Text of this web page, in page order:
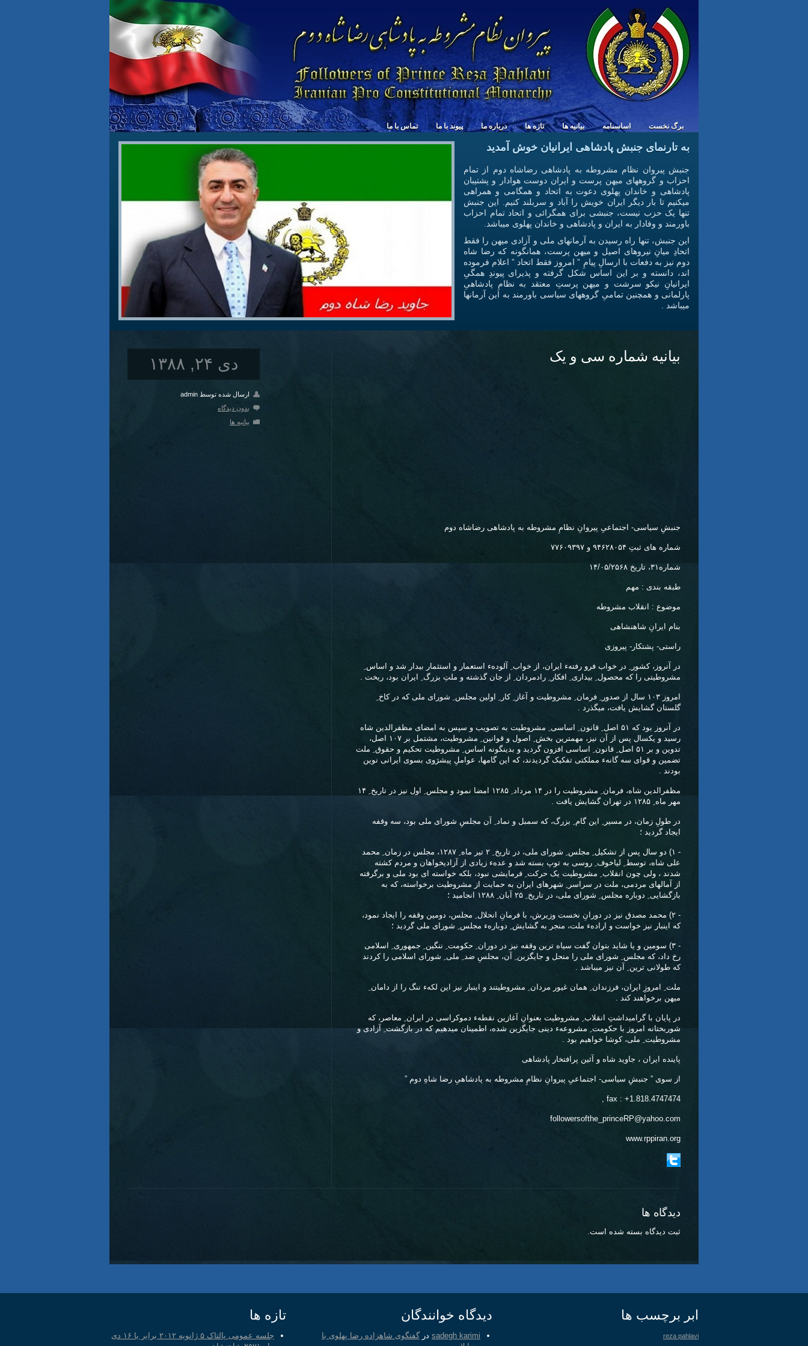
برگ نخست اساسنامه بیانیه ها تازه ها درباره ما پیوند با ما تماس با ما
به تارنمای جنبش پادشاهی ایرانیان خوش آمدید
جنبش پیروان نظام مشروطه به پادشاهی رضاشاه دوم از تمام
احزاب و گروههای میهن پرست و ایران دوست هوادار و پشتیبان
پادشاهی و خاندان پهلوی دعوت به اتحاد و همگامی و همراهی
میکنیم تا بار دیگر ایران خویش را آباد و سربلند کنیم. این جنبش
تنها یک حزب نیست، جنبشی برای همگرائی و اتحاد تمام احزاب
باورمند و وفادار به ایران و پادشاهی و خاندان پهلوی میباشد.
اين جنبش، تنها راه رسيدن به آرمانهای ملی و آزادی میهن را فقط
اتحادِ ميانِ نيروهای اصيل و ميهن پرست، همانگونه که رضا شاه
دوم نيز به دفعات با ارسالِ پيامِ ” امروز فقط اتحاد ” اعلام فرموده
اند، دانسته و بر اين اساس شکل گرفته و پذيرای پيوندِ همگیِ
ايرانيانِ نيکو سرشت و ميهن پرستِ معتقد به نظامِ پادشاهیِ
پارلمانی و همچنين تمامیِ گروههای سياسی باورمند به اين آرمانها
ميباشد .
بیانیه شماره سی و یک
جنبشِ سیاسی- اجتماعیِ پیروانِ نظامِ مشروطه به پادشاهی رضاشاه دوم
شماره های ثبتِ ۹۴۶۲۸۰۵۴ و ۷۷۶۰۹۳۹۷
شماره۳۱، تاریخ ۱۴/۰۵/۲۵۶۸
طبقه بندی : مهم
موضوع : انقلاب مشروطه
بنام ایرانِ شاهنشاهی
راستی- پشتکار- پیروزی
در آنروز، کشور ِ در خواب فرو رفتهء ایران، از خواب ِ آلودهء استعمار و استثمار بیدار شد و اساس ِ
مشروطیتی را که محصول ِ بیداری ِ افکار ِ رادمردان ِ از جان گذشته و ملتِ بزرگ ِ ایران بود، ریخت .
امروز ۱۰۳ سال از صدور ِ فرمان ِ مشروطیت و آغاز ِ کار ِ اولین مجلس ِ شورای ملی که در کاخ ِ
گلستان گشایش یافت، میگذرد .
در آنروز بود که ۵۱ اصل ِ قانون ِ اساسی ِ مشروطیت به تصویب و سپس به امضای مظفرالدین شاه
رسید و یکسال پس از آن نیز، مهمترین بخش ِ اصول و قوانین ِ مشروطیت، مشتمل بر ۱۰۷ اصل،
تدوین و بر ۵۱ اصل ِ قانون ِ اساسی افزون گردید و بدینگونه اساس ِ مشروطیت تحکیم و حقوق ِ ملت
تضمین و قوای سه گانهء مملکتی تفکیک گردیدند، که این گامها، عواملِ پیشرَوی بسوی ایرانی نوین
بودند .
مظفرالدین شاه، فرمان ِ مشروطیت را در ۱۴ مرداد ِ ۱۲۸۵ امضا نمود و مجلس ِ اول نیز در تاریخ ِ ۱۴
مهر ماه ِ ۱۲۸۵ در تهران گشایش یافت .
در طولِ زمان، در مسیر ِ این گام ِ بزرگ، که سمبل و نماد ِ آن مجلسِ شورای ملی بود، سه وقفه
ایجاد گردید ؛
- ۱) دو سال پس از تشکیل ِ مجلس ِ شورای ملی، در تاریخ ِ ۲ تیر ماه ِ ۱۲۸۷، مجلس در زمان ِ محمد
علی شاه، توسط ِ لیاخوف ِ روسی به توپ بسته شد و عدهء زیادی از آزادیخواهان و مردم کشته
شدند ، ولی چون انقلاب ِ مشروطیت یک حرکت ِ فرمایشی نبود، بلکه خواسته ای بود ملی و برگرفته
از آمالهای مردمی، ملت در سراسر ِ شهرهای ایران به حمایت از مشروطیت برخواسته، که به
بازگشایی ِ دوباره مجلس ِ شورای ملی، در تاریخ ِ ۲۵ آبان ِ ۱۲۸۸ انجامید ؛
- ۲) محمد مصدق نیز در دورانِ نخست وزیرش، با فرمانِ انحلال ِ مجلس، دومین وقفه را ایجاد نمود،
که اینبار نیز خواست و ارادهء ملت، منجر به گشایش ِ دوبارهء مجلس ِ شورای ملی گردید ؛
- ۳) سومین و یا شاید بتوان گفت سیاه ترین وقفه نیز در دوران ِ حکومت ِ ننگین ِ جمهوری ِ اسلامی
رخ داد، که مجلس ِ شورای ملی را منحل و جایگزین ِ آن، مجلسِ ضد ِ ملی ِ شورای اسلامی را کردند
که طولانی ترین ِ آن نیز میباشد .
ملت ِ امروزِ ایران، فرزندان ِ همان غیور مردان ِ مشروطیتند و اینبار نیز این لکهء ننگ را از دامان ِ
میهن برخواهند کند .
در پایان با گرامیداشتِ انقلاب ِ مشروطیت بعنوانِ آغازین نقطهء دموکراسی در ایران ِ معاصر، که
شوربختانه امروز با حکومت ِ مشروعهء دینی جایگزین شده، اطمینان میدهیم که در بازگشت ِ آزادی و
مشروطیت ِ ملی، کوشا خواهیم بود .
پاینده ایران ، جاوید شاه و آئین پرافتخار پادشاهی
از سوی ” جنبشِ سیاسی- اجتماعیِ پیروانِ نظامِ مشروطه به پادشاهیِ رضا شاهِ دوم ”
fax : +1.818.4747474 ,
followersofthe_princeRP@yahoo.com
www.rppiran.org
دی ۲۴, ۱۳۸۸
ارسال شده توسط admin
بدون دیدگاه
بیانیه ها
دیدگاه ها
ثبت دیدگاه بسته شده است.
ابر برچسب ها
reza pahlavi
تازه ها
جلسه عمومی پالتاک ۵ ژانویه ۲۰۱۲ برابر با ۱۶ دی
دیدگاه خوانندگان
sadegh karimi درگفتگوی شاهزاده رضا پهلوی با